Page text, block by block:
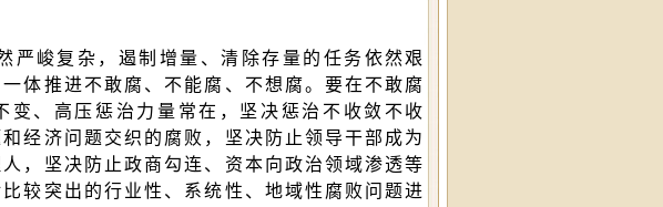
严峻复杂，遏制增量、清除存量的任务依然艰
体推进不敢腐、不能腐、不想腐。要在不敢腐
变、高压惩治力量常在，坚决惩治不收敛不收
经济问题交织的腐败，坚决防止领导干部成为
，坚决防止政商勾连、资本向政治领域渗透等
较突出的行业性、系统性、地域性腐败问题进